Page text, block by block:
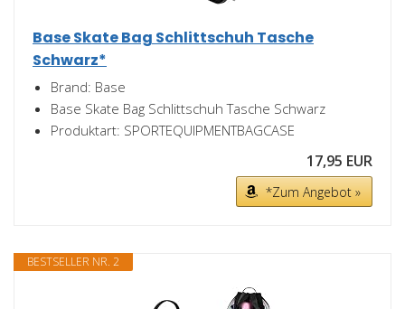
Base Skate Bag Schlittschuh Tasche
Schwarz*
Brand: Base
Base Skate Bag Schlittschuh Tasche Schwarz
Produktart: SPORTEQUIPMENTBAGCASE
17,95 EUR
*Zum Angebot »
BESTSELLER NR. 2